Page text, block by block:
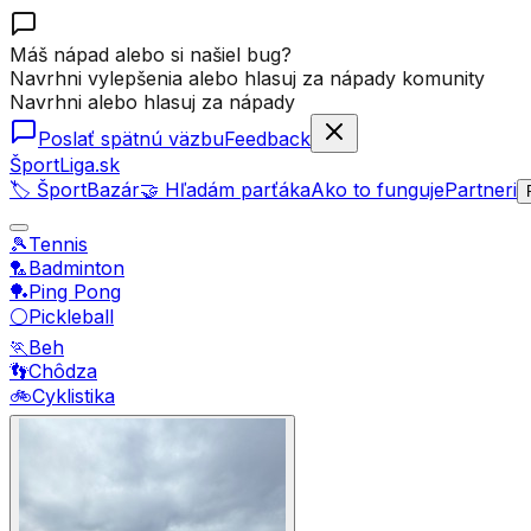
Máš nápad alebo si našiel bug?
Navrhni vylepšenia alebo hlasuj za nápady komunity
Navrhni alebo hlasuj za nápady
Poslať spätnú väzbuFeedback
ŠportLiga.sk
🏷️ ŠportBazár🤝 Hľadám parťákaAko to fungujePartneri
🎾Tennis
🏸Badminton
🏓Ping Pong
⚪Pickleball
🏃Beh
👣Chôdza
🚲Cyklistika